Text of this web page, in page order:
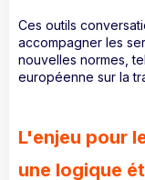
Ces outils
accompagner les
nouvelles normes,
européenne sur la
L'enjeu pour
une logique